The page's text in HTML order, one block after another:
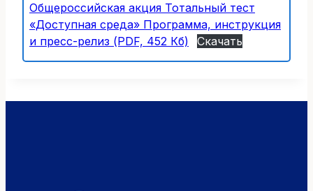
Общероссийская акция Тотальный тест
«Доступная среда» Программа, инструкция
и пресс-релиз (PDF, 452 Кб)
Скачать